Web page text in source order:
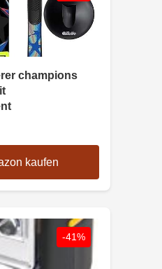
champions
kaufen
-41%